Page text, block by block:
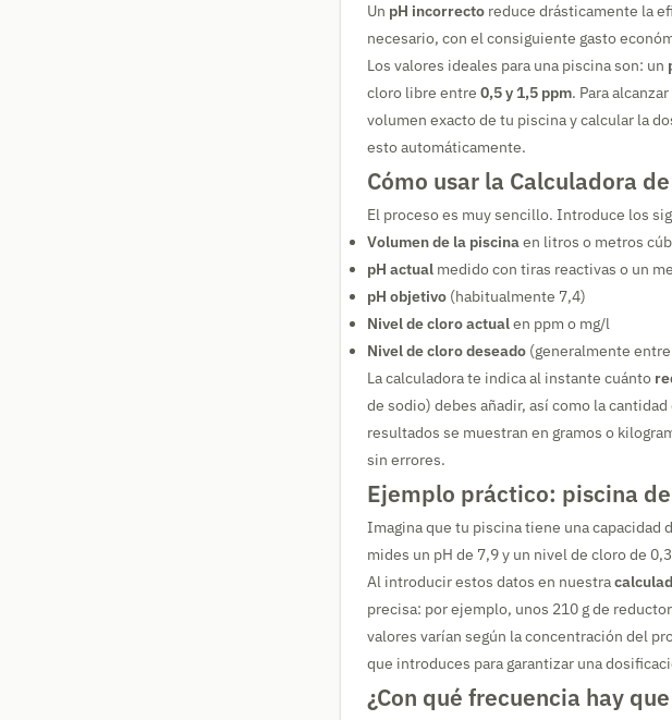
Un pH incorrecto reduce drásticamente la
necesario, con el consiguiente gasto
Los valores ideales para una piscina son: un
cloro libre entre 0,5 y 1,5 ppm. Para
volumen exacto de tu piscina y calcular la
esto automáticamente.
Cómo usar la Calculadora
El proceso es muy sencillo. Introduce los
Volumen de la piscinaen litros o metros
pH actual medido con tiras reactivas o un
pH objetivo (habitualmente 7,4)
Nivel de cloro actualen ppm o mg/l
Nivel de cloro deseado (generalmente
La calculadora te indica al instante cuánto
de sodio) debes añadir, así como la
resultados se muestran en gramos o
sin errores.
Ejemplo práctico: piscina
Imagina que tu piscina tiene una capacidad
mides un pH de 7,9 y un nivel de cloro de
Al introducir estos datos en nuestra
precisa: por ejemplo, unos 210 g de
valores varían según la concentración del
que introduces para garantizar una
¿Con qué frecuencia hay